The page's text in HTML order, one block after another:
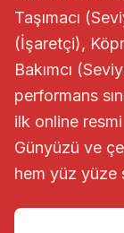
Taşımacı
(İşaretçi),
Bakımcı
performans
ilk online
Günyüzü ve
hem yüz yüze